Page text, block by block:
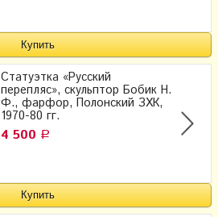
Статуэтка «Русский
перепляс», скульптор Бобик Н.
Ф., фарфор, Полонский ЗХК,
1970-80 гг.
4 500 Р